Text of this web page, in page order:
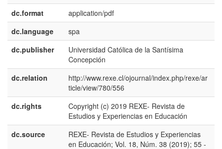
dc.format
application/pdf
dc.language
spa
dc.publisher
Universidad Católica de la Santísima
Concepción
dc.relation
http://www.rexe.cl/ojournal/index.php/rexe/ar
ticle/view/780/556
dc.rights
Copyright (c) 2019 REXE- Revista de
Estudios y Experiencias en Educación
dc.source
REXE- Revista de Estudios y Experiencias
en Educación; Vol. 18, Núm. 38 (2019); 55 -